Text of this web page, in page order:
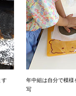
す
年中組は自分で模様
写